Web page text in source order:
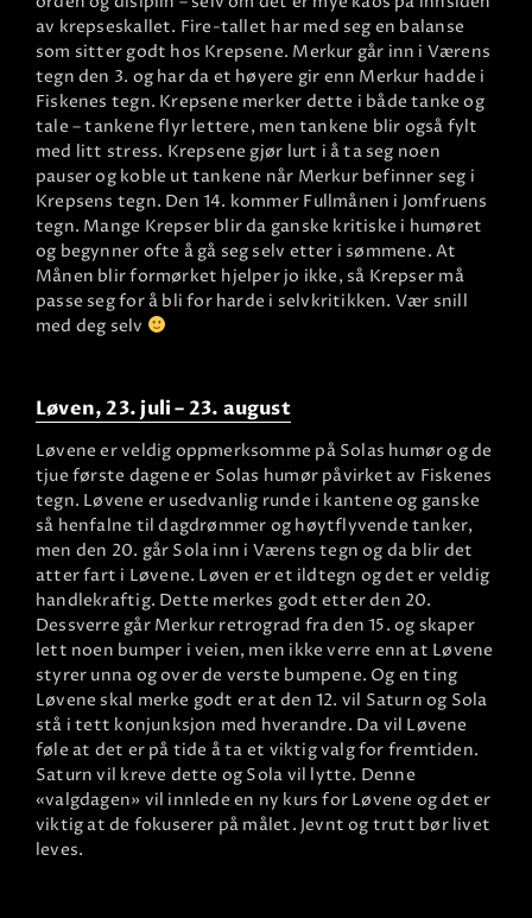
av krepseskallet. Fire-tallet har med seg en balanse
som sitter godt hos Krepsene. Merkur går inn i Værens
tegn den 3. og har da et høyere gir enn Merkur hadde i
Fiskenes tegn. Krepsene merker dette i både tanke og
tale – tankene flyr lettere, men tankene blir også fylt
med litt stress. Krepsene gjør lurt i å ta seg noen
pauser og koble ut tankene når Merkur befinner seg i
Krepsens tegn. Den 14. kommer Fullmånen i Jomfruens
tegn. Mange Krepser blir da ganske kritiske i humøret
og begynner ofte å gå seg selv etter i sømmene. At
Månen blir formørket hjelper jo ikke, så Krepser må
passe seg for å bli for harde i selvkritikken. Vær snill
med deg selv
Løven, 23. juli – 23. august
Løvene er veldig oppmerksomme på Solas humør og de
tjue første dagene er Solas humør påvirket av Fiskenes
tegn. Løvene er usedvanlig runde i kantene og ganske
så henfalne til dagdrømmer og høytflyvende tanker,
men den 20. går Sola inn i Værens tegn og da blir det
atter fart i Løvene. Løven er et ildtegn og det er veldig
handlekraftig. Dette merkes godt etter den 20.
Dessverre går Merkur retrograd fra den 15. og skaper
lett noen bumper i veien, men ikke verre enn at Løvene
styrer unna og over de verste bumpene. Og en ting
Løvene skal merke godt er at den 12. vil Saturn og Sola
stå i tett konjunksjon med hverandre. Da vil Løvene
føle at det er på tide å ta et viktig valg for fremtiden.
Saturn vil kreve dette og Sola vil lytte. Denne
«valgdagen» vil innlede en ny kurs for Løvene og det er
viktig at de fokuserer på målet. Jevnt og trutt bør livet
leves.